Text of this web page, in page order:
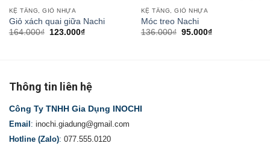
KỆ TẦNG, GIỎ NHỰA
Giỏ xách quai giữa Nachi
164.000₫ 123.000₫
KỆ TẦNG, GIỎ NHỰA
Móc treo Nachi
136.000₫ 95.000₫
Thông tin liên hệ
Công Ty TNHH Gia Dụng INOCHI
Email : inochi.giadung@gmail.com
Hotline (Zalo): 077.555.0120